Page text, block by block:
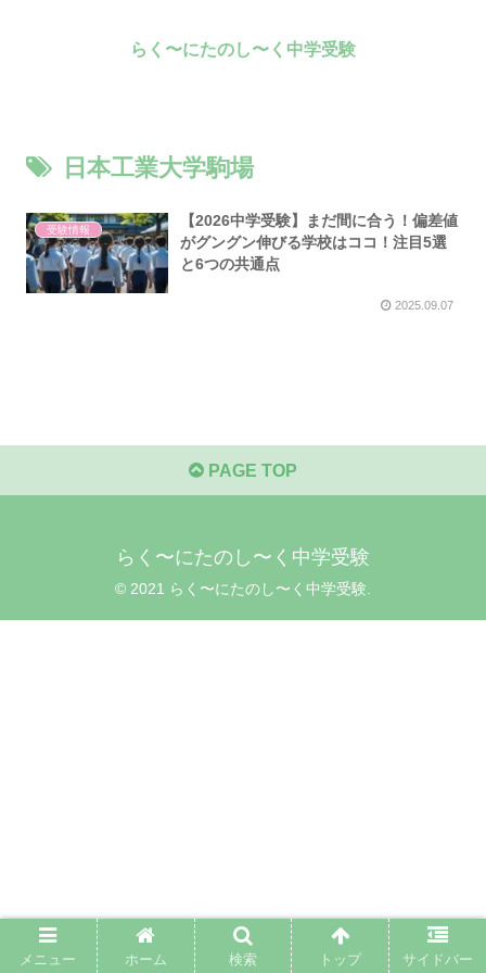
らく〜にたのし〜く中学受験
日本工業大学駒場
受験情報
【2026中学受験】まだ間に合う！偏差値
がグングン伸びる学校はココ！注目5選
と6つの共通点
2025.09.07
PAGE TOP
らく〜にたのし〜く中学受験
© 2021 らく〜にたのし〜く中学受験.
メニュー ホーム 検索 トップ サイドバー